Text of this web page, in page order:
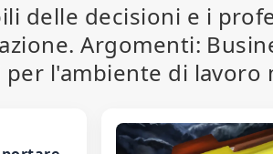
delle decisioni e i
Argomenti:
l'ambiente di lavoro